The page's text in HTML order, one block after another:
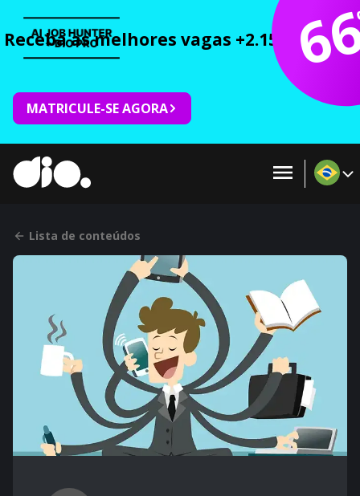
Receba as melhores vagas +2.150 cursos
MATRICULE-SE AGORA
Lista de conteúdos